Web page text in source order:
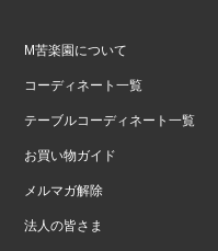
M苦楽園について
コーディネート一覧
テーブルコーディネート一覧
お買い物ガイド
メルマガ解除
法人の皆さま